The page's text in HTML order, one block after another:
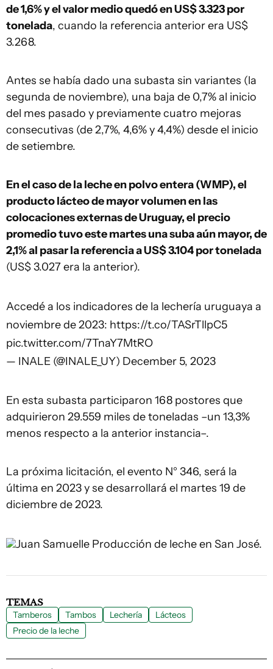
de 1,6% y el valor medio quedó en US$ 3.323 por
tonelada, cuando la referencia anterior era US$
3.268.
Antes se había dado una subasta sin variantes (la
segunda de noviembre), una baja de 0,7% al inicio
del mes pasado y previamente cuatro mejoras
consecutivas (de 2,7%, 4,6% y 4,4%) desde el inicio
de setiembre.
En el caso de la leche en polvo entera (WMP), el
producto lácteo de mayor volumen en las
colocaciones externas de Uruguay, el precio
promedio tuvo este martes una suba aún mayor, de
2,1% al pasar la referencia a US$ 3.104 por tonelada
(US$ 3.027 era la anterior).
Accedé a los indicadores de la lechería uruguaya a
noviembre de 2023: https://t.co/TASrTllpC5
pic.twitter.com/7TnaY7MtRO
— INALE (@INALE_UY) December 5, 2023
En esta subasta participaron 168 postores que
adquirieron 29.559 miles de toneladas –un 13,3%
menos respecto a la anterior instancia–.
La próxima licitación, el evento N° 346, será la
última en 2023 y se desarrollará el martes 19 de
diciembre de 2023.
Juan Samuelle Producción de leche en San José.
TEMAS
Tamberos Tambos Lechería
Lácteos
Precio de la leche